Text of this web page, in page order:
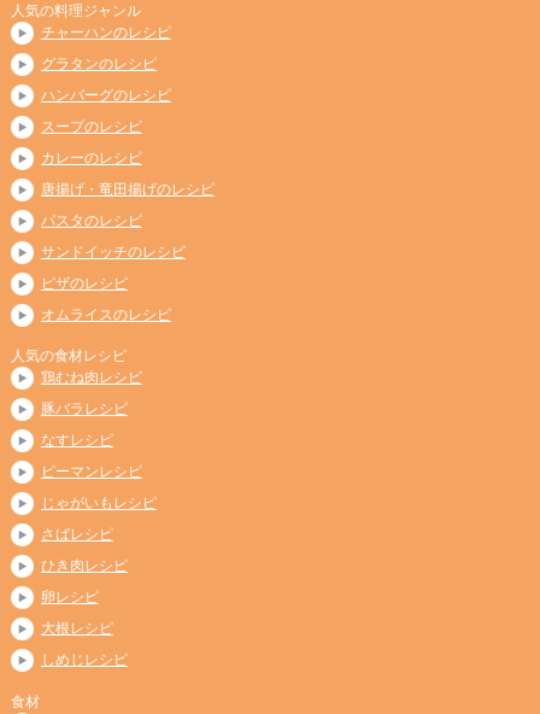
人気の料理ジャンル
チャーハンのレシピ
グラタンのレシピ
ハンバーグのレシピ
スープのレシピ
カレーのレシピ
唐揚げ・竜田揚げのレシピ
パスタのレシピ
サンドイッチのレシピ
ピザのレシピ
オムライスのレシピ
人気の食材レシピ
鶏むね肉レシピ
豚バラレシピ
なすレシピ
ピーマンレシピ
じゃがいもレシピ
さばレシピ
ひき肉レシピ
卵レシピ
大根レシピ
しめじレシピ
食材